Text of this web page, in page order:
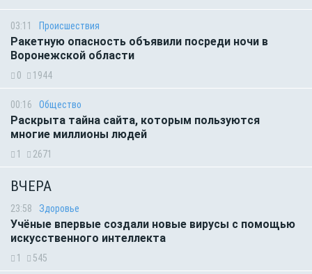
03:11 Происшествия
Ракетную опасность объявили посреди ночи в
Воронежской области
0 1944
00:16 Общество
Раскрыта тайна сайта, которым пользуются
многие миллионы людей
1 2671
ВЧЕРА
23:58 Здоровье
Учёные впервые создали новые вирусы с помощью
искусственного интеллекта
1 545